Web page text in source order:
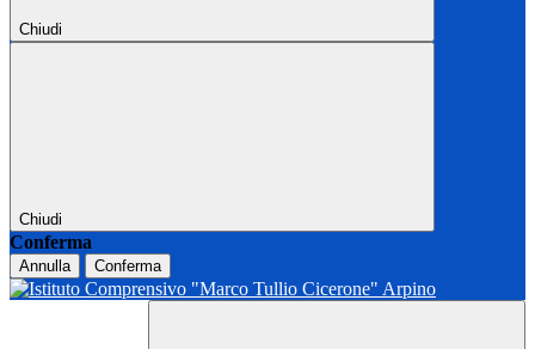
Chiudi
Chiudi
Conferma
Annulla Conferma